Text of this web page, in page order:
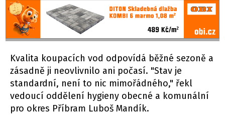
Kvalita koupacích vod odpovídá běžné sezoně a
zásadně ji neovlivnilo ani počasí. "Stav je
standardní, není to nic mimořádného," řekl
vedoucí oddělení hygieny obecné a komunální
pro okres Příbram Luboš Mandík.